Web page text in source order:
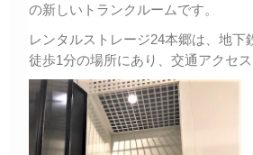
の新しいトランクルームです。
レンタルストレージ24本郷は、地下
徒歩1分の場所にあり、交通アクセス